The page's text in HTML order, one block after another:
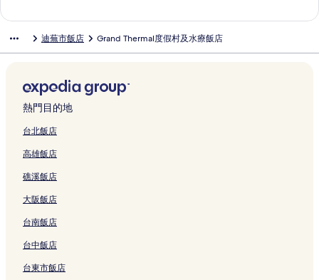
的
l
結
l
p
a
的
連
a
H
o
t
e
的
結
的
連
e
n
d
S
p
的
結
u
q
u
e
H
t
l
-
B
o
t
q
o
l
&
S
p
的
結
的
H
e
l
&
K
p
i
c
a
Y
l
v
e
a
l
Y
a
o
a
的
連
結
m
a
o
t
e
l
連
k
e
M
o
t
l
連
結
i
W
e
l
l
e
s
&
S
p
H
t
r
e
H
o
t
l
連
結
m
O
t
e
l
連
迪蕪市飯店 Grand Thermal度假村及水療飯店
熱門目的地
台北飯店
高雄飯店
礁溪飯店
大阪飯店
台南飯店
台中飯店
台東市飯店